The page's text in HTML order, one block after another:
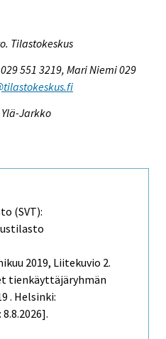
Tilastokeskus
551 3219, Mari Niemi 029
Jarkko
(SVT):
2019, Liitekuvio 2.
tienkäyttäjäryhmän
. Helsinki: